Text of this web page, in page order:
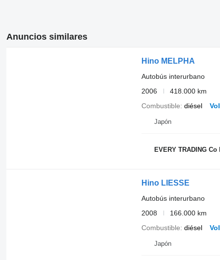
Anuncios similares
Hino MELPHA
Autobús interurbano
2006
418.000 km
Combustible diésel
Japón
EVERY TRADING Co
Hino LIESSE
Autobús interurbano
2008
166.000 km
Combustible diésel
Japón